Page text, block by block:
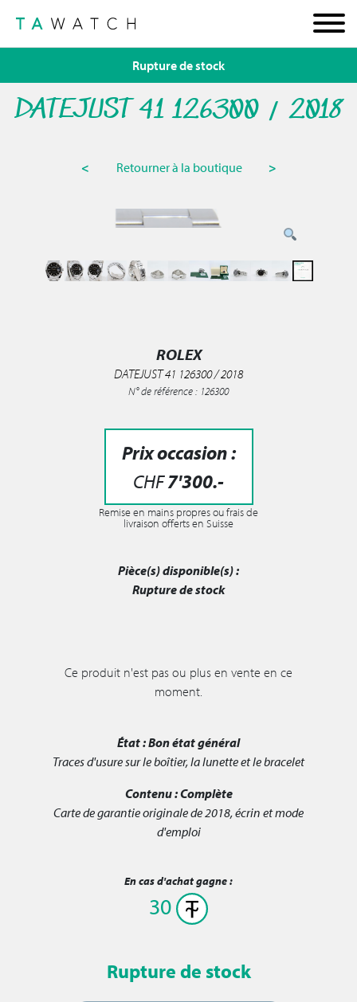
DATEJUST 41 126300 / 2018
< Retourner à la boutique >
ROLEX
DATEJUST 41 126300 / 2018
N° de référence : 126300
Prix occasion :
CHF7'300.-
Remise en mains propres ou frais de
livraison offerts en Suisse
Pièce(s) disponible(s) :
Rupture de stock
Rupture de stock
Ce produit n'est pas ou plus en vente en ce
moment.
État :Bon état général
Traces d'usure sur le boîtier, la lunette et le bracelet
Contenu :Complète
Carte de garantie originale de 2018, écrin et mode
d'emploi
En cas d'achat gagne :
30
Rupture de stock